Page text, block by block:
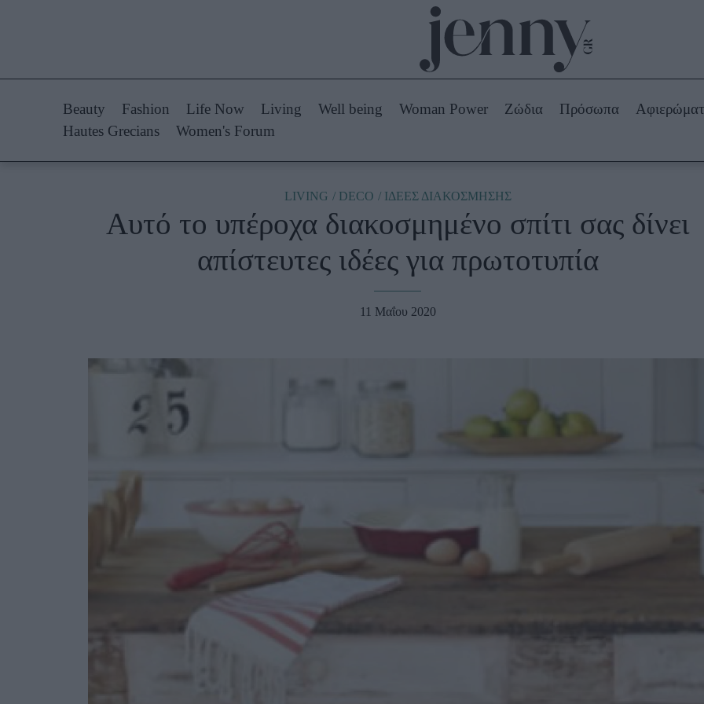
Styling Tips
Fashion News
Beauty -
Ομορφιά
Skincare
Μακιγιάζ
Woman Power Πρόσωπα
Celebrities
Ζώδια
Αφιερώματα Χωρίς Ταμπέλες
Hautes Grecians Γάμος
Beauty Fashion Life Now Living Well being Woman Power Ζώδια Πρόσωπα
Hautes Grecians
Women's Forum
LIVING DECO ΙΔΕΕΣ ΔΙΑΚΟΣΜΗΣΗΣ
Αυτό το υπέροχα διακοσμημένο σπίτι σας δίνει
απίστευτες ιδέες για πρωτοτυπία
11 Μαΐου 2020